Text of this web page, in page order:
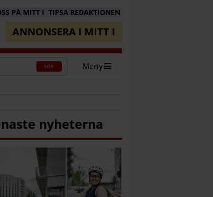
PÅ MITT I TIPSA REDAKTIONEN
ANNONSERA I MITT I
SÖK Meny
nyheterna